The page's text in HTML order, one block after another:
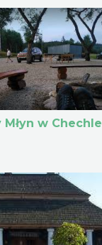
w Chechle